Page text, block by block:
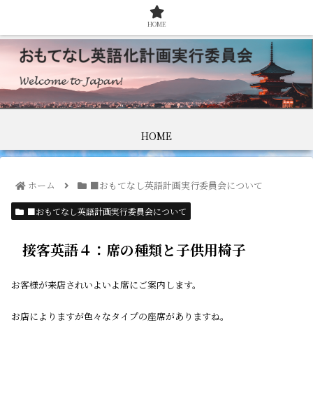
HOME
ホーム ■おもてなし英語計画実行委員会について
■おもてなし英語計画実行委員会について
接客英語４：席の種類と子供用椅子
お客様が来店されいよいよ席にご案内します。
お店によりますが色々なタイプの座席がありますね。
HOME